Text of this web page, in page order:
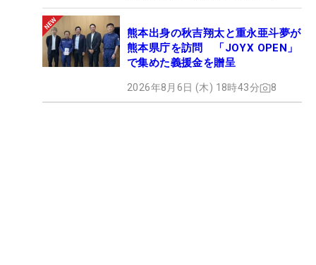
熊本出身の秋吉翔太と重永亜斗夢が
熊本県庁を訪問 「JOYX OPEN」
で集めた義援金を贈呈
2026年8月6日 (木) 18時43分 8